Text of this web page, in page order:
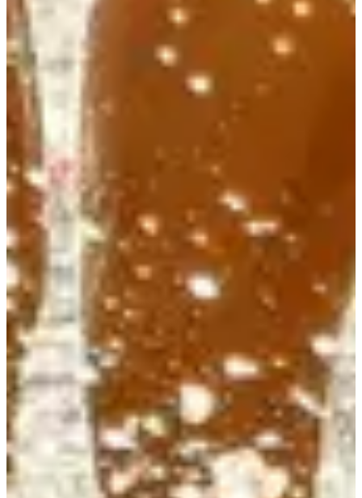
Cerrado
Cerrado
Triathlon courte distance Licenciés Triathlon
1500
41.3
7.25
km
08:00
Triatlón
Triatlón XS
Inscripciones
75,00 €
·Las inscripciones han finalizado
Cerrado
Cerrado
Aquathlon Longue Distance
1
3800
182.8 km
08:00
Triatlón
Acuatlón
Inscripciones
229,00 €